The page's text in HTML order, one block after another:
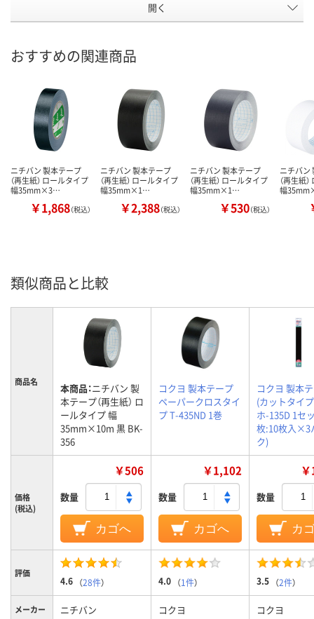
開く
おすすめの関連商品
ニチバン 製本テープ
（再生紙） ロールタイプ
幅35mm×3…
￥1,868（税込）
ニチバン 製本テープ
（再生紙） ロールタイプ
幅35mm×1…
￥2,388（税込）
ニチバン 製本テープ
（再生紙） ロールタイプ
幅35mm×1…
￥530（税込）
ニチバン
（再生紙
幅
類似商品と比較
商品名 本商品：ニチバン 製
本テープ（再生紙） ロ
ールタイプ 幅
35mm×10m 黒 BK-
356
コクヨ 製本テープ
ペーパークロスタイ
プ T-435ND 1巻
コクヨ 製本
(カットタイ
ホ-135D 1セ
枚:10枚入×3
ク)
価格
(税込)
￥506
数量
カゴへ
￥1,102
数量
カゴへ
数量
カ
評価
4.6 （28件） 4.0 （1件） 3.5 （2件）
メーカー ニチバン コクヨ コクヨ